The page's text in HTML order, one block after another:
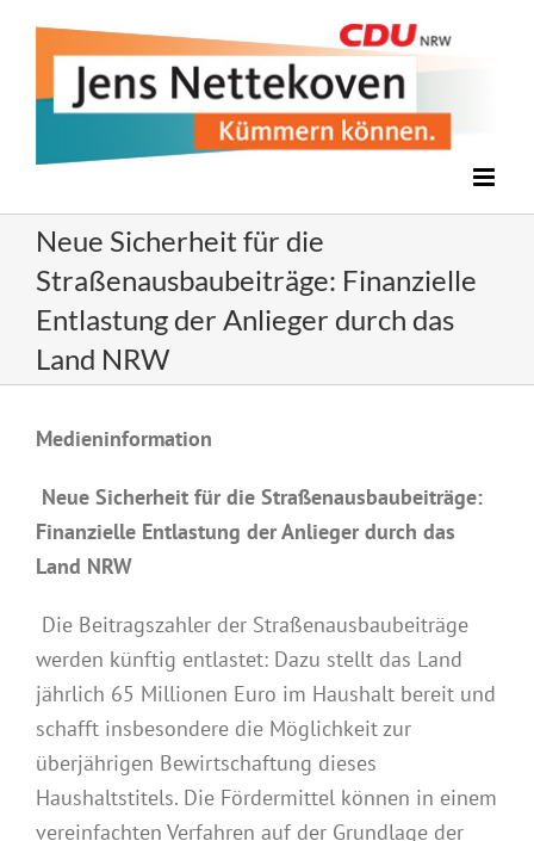
Neue Sicherheit für die
Straßenausbaubeiträge: Finanzielle
Entlastung der Anlieger durch das
Land NRW
grösseres
Bild
Medieninformation
Neue Sicherheit für die Straßenausbaubeiträge:
Finanzielle Entlastung der Anlieger durch das
Land NRW
Die Beitragszahler der Straßenausbaubeiträge
werden künftig entlastet: Dazu stellt das Land
jährlich 65 Millionen Euro im Haushalt bereit und
schafft insbesondere die Möglichkeit zur
überjährigen Bewirtschaftung dieses
Haushaltstitels. Die Fördermittel können in einem
vereinfachten Verfahren auf der Grundlage der